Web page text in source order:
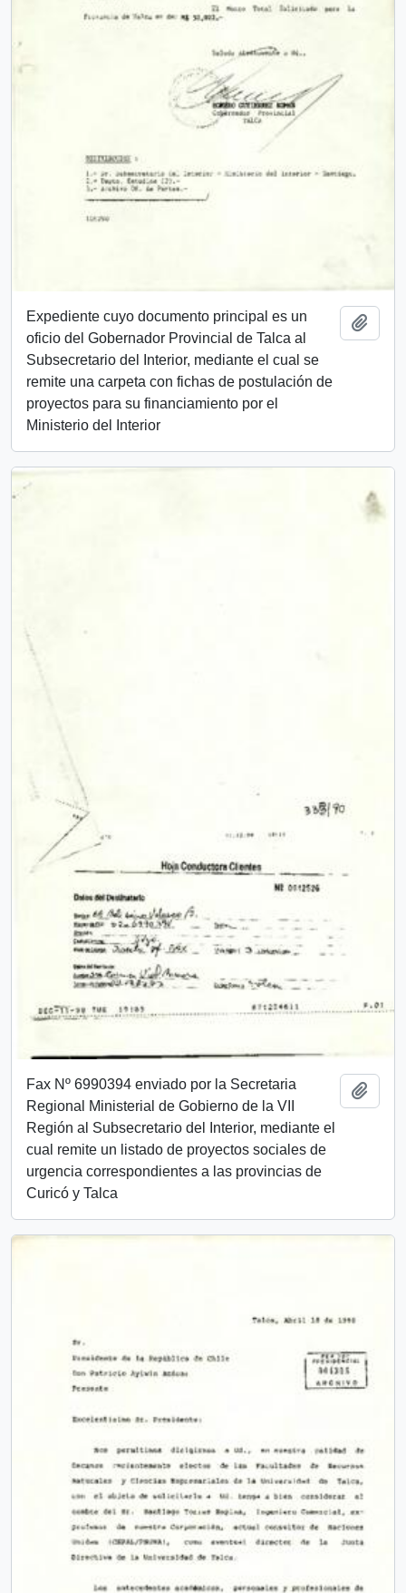
Expediente cuyo documento principal es un
oficio del Gobernador Provincial de Talca al
Subsecretario del Interior, mediante el cual se
remite una carpeta con fichas de postulación de
proyectos para su financiamiento por el
Ministerio del Interior
Fax Nº 6990394 enviado por la Secretaria
Regional Ministerial de Gobierno de la VII
Región al Subsecretario del Interior, mediante el
cual remite un listado de proyectos sociales de
urgencia correspondientes a las provincias de
Curicó y Talca